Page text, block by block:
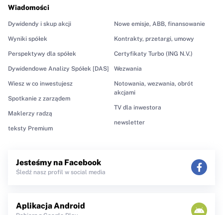
Wiadomości
Dywidendy i skup akcji
Wyniki spółek
Perspektywy dla spółek
Dywidendowe Analizy Spółek [DAS]
Wiesz w co inwestujesz
Spotkanie z zarządem
Maklerzy radzą
teksty Premium
Nowe emisje, ABB, finansowanie
Kontrakty, przetargi, umowy
Certyfikaty Turbo (ING N.V.)
Wezwania
Notowania, wezwania, obrót
akcjami
TV dla inwestora
newsletter
Jesteśmy na Facebook
Śledź nasz profil w social media
Aplikacja Android